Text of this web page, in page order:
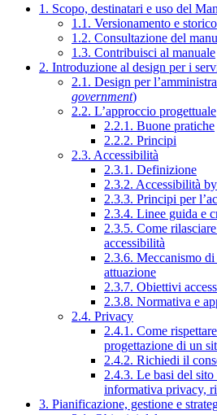
1. Scopo, destinatari e uso del
1.1. Versionamento e storico
1.2. Consultazione del
1.3. Contribuisci al manuale
2. Introduzione al design per i
2.1. Design per
government)
2.2. L’approccio progettuale
2.2.1. Buone pratiche
2.2.2. Principi
2.3. Accessibilità
2.3.1. Definizione
2.3.2. Accessibilità
2.3.3. Principi per
2.3.4. Linee guida e
2.3.5. Come
accessibilità
2.3.6. Meccanismo
attuazione
2.3.7. Obiettivi
2.3.8. Normativa e
2.4. Privacy
2.4.1. Come
progettazione di un
2.4.2. Richiedi il
2.4.3. Le basi del
informativa privacy,
3. Pianificazione, gestione e